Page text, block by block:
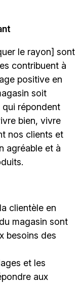
le rayon] sont
contribuent à
positive en
soit
répondent
bien, vivre
nos clients et
agréable et à
clientèle en
magasin sont
besoins des
et les
aux